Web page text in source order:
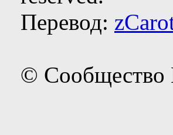
Перевод:
© Сообщество